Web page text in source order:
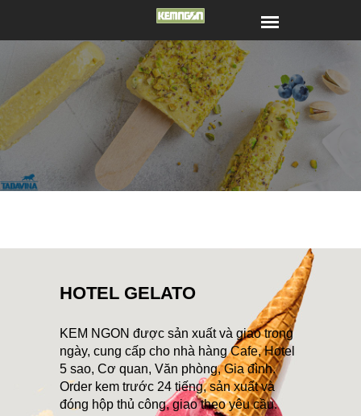
HOTEL GELATO
KEM NGON được sản xuất và giao trong
ngày, cung cấp cho nhà hàng Cafe, Hotel
5 sao, Cơ quan, Văn phòng, Gia đình.
Order kem trước 24 tiếng, sản xuất và
đóng hộp thủ công, giao theo yêu cầu.